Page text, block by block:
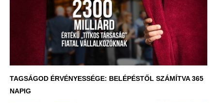
TAGSÁGOD ÉRVÉNYESSÉGE: BELÉPÉSTŐL SZÁMÍTVA 365
NAPIG